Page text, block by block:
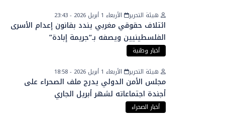
هيئة التحرير الأربعاء 1 أبريل 2026 - 23:43
ائتلاف حقوقي مغربي يندد بقانون إعدام الأسرى
الفلسطينيين ويصفه بـ“جريمة إبادة”
أخبار وطنية
هيئة التحرير
الأربعاء 1 أبريل 2026 - 18:58
مجلس الأمن الدولي يدرج ملف الصحراء على
أجندة اجتماعاته لشهر أبريل الجاري
أخبار الصحراء